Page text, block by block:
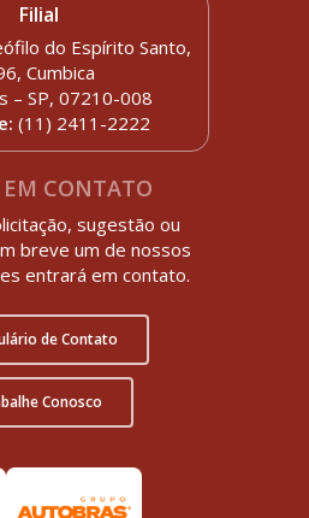
Filial
do Espírito Santo,
Cumbica
– SP, 07210-008
(11) 2411-2222
EM CONTATO
sugestão ou
breve um de nossos
entrará em contato.
de Contato
Conosco